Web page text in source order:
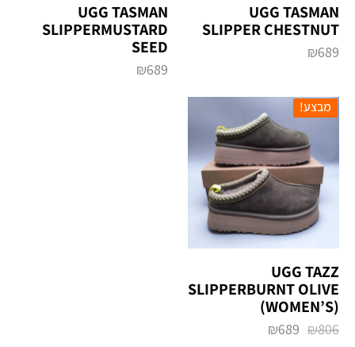
UGG TASMAN
SLIPPER CHESTNUT
₪689
UGG TASMAN
SLIPPERMUSTARD
SEED
₪689
מבצע!
UGG TAZZ
SLIPPERBURNT OLIVE
(WOMEN’S)
₪806
₪689